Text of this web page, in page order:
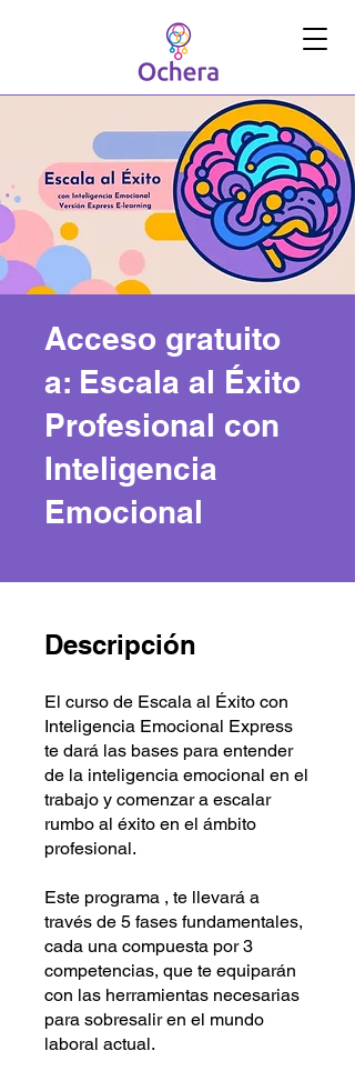
Acceso gratuito
a: Escala al Éxito
Profesional con
Inteligencia
Emocional
Descripción
El curso de Escala al Éxito con
Inteligencia Emocional Express
te dará las bases para entender
de la inteligencia emocional en el
trabajo y comenzar a escalar
rumbo al éxito en el ámbito
profesional.
Este programa , te llevará a
través de 5 fases fundamentales,
cada una compuesta por 3
competencias, que te equiparán
con las herramientas necesarias
para sobresalir en el mundo
laboral actual.